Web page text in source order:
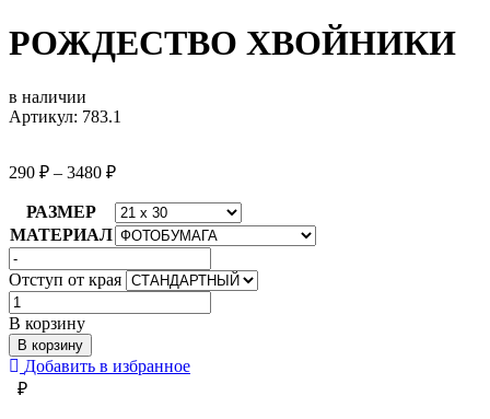
РОЖДЕСТВО ХВОЙНИКИ
в наличии
Артикул: 783.1
290 ₽ – 3480 ₽
РАЗМЕР
МАТЕРИАЛ
Отступ от края
Количество
товара
РОЖДЕСТВО
ХВОЙНИКИ
В корзину
В корзину
Добавить в избранное
₽